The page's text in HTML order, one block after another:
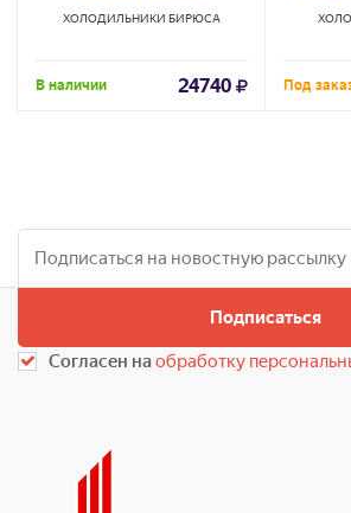
ХОЛОДИЛЬНИКИ БИРЮСА
В наличии 24740 Под
Подписаться
Согласен наобработку